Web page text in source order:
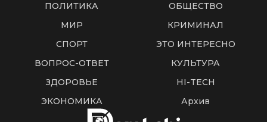
ПОЛИТИКА
ОБЩЕСТВО
МИР
КРИМИНАЛ
СПОРТ
ЭТО ИНТЕРЕСНО
ВОПРОС-ОТВЕТ
КУЛЬТУРА
ЗДОРОВЬЕ
HI-TECH
ЭКОНОМИКА
Архив